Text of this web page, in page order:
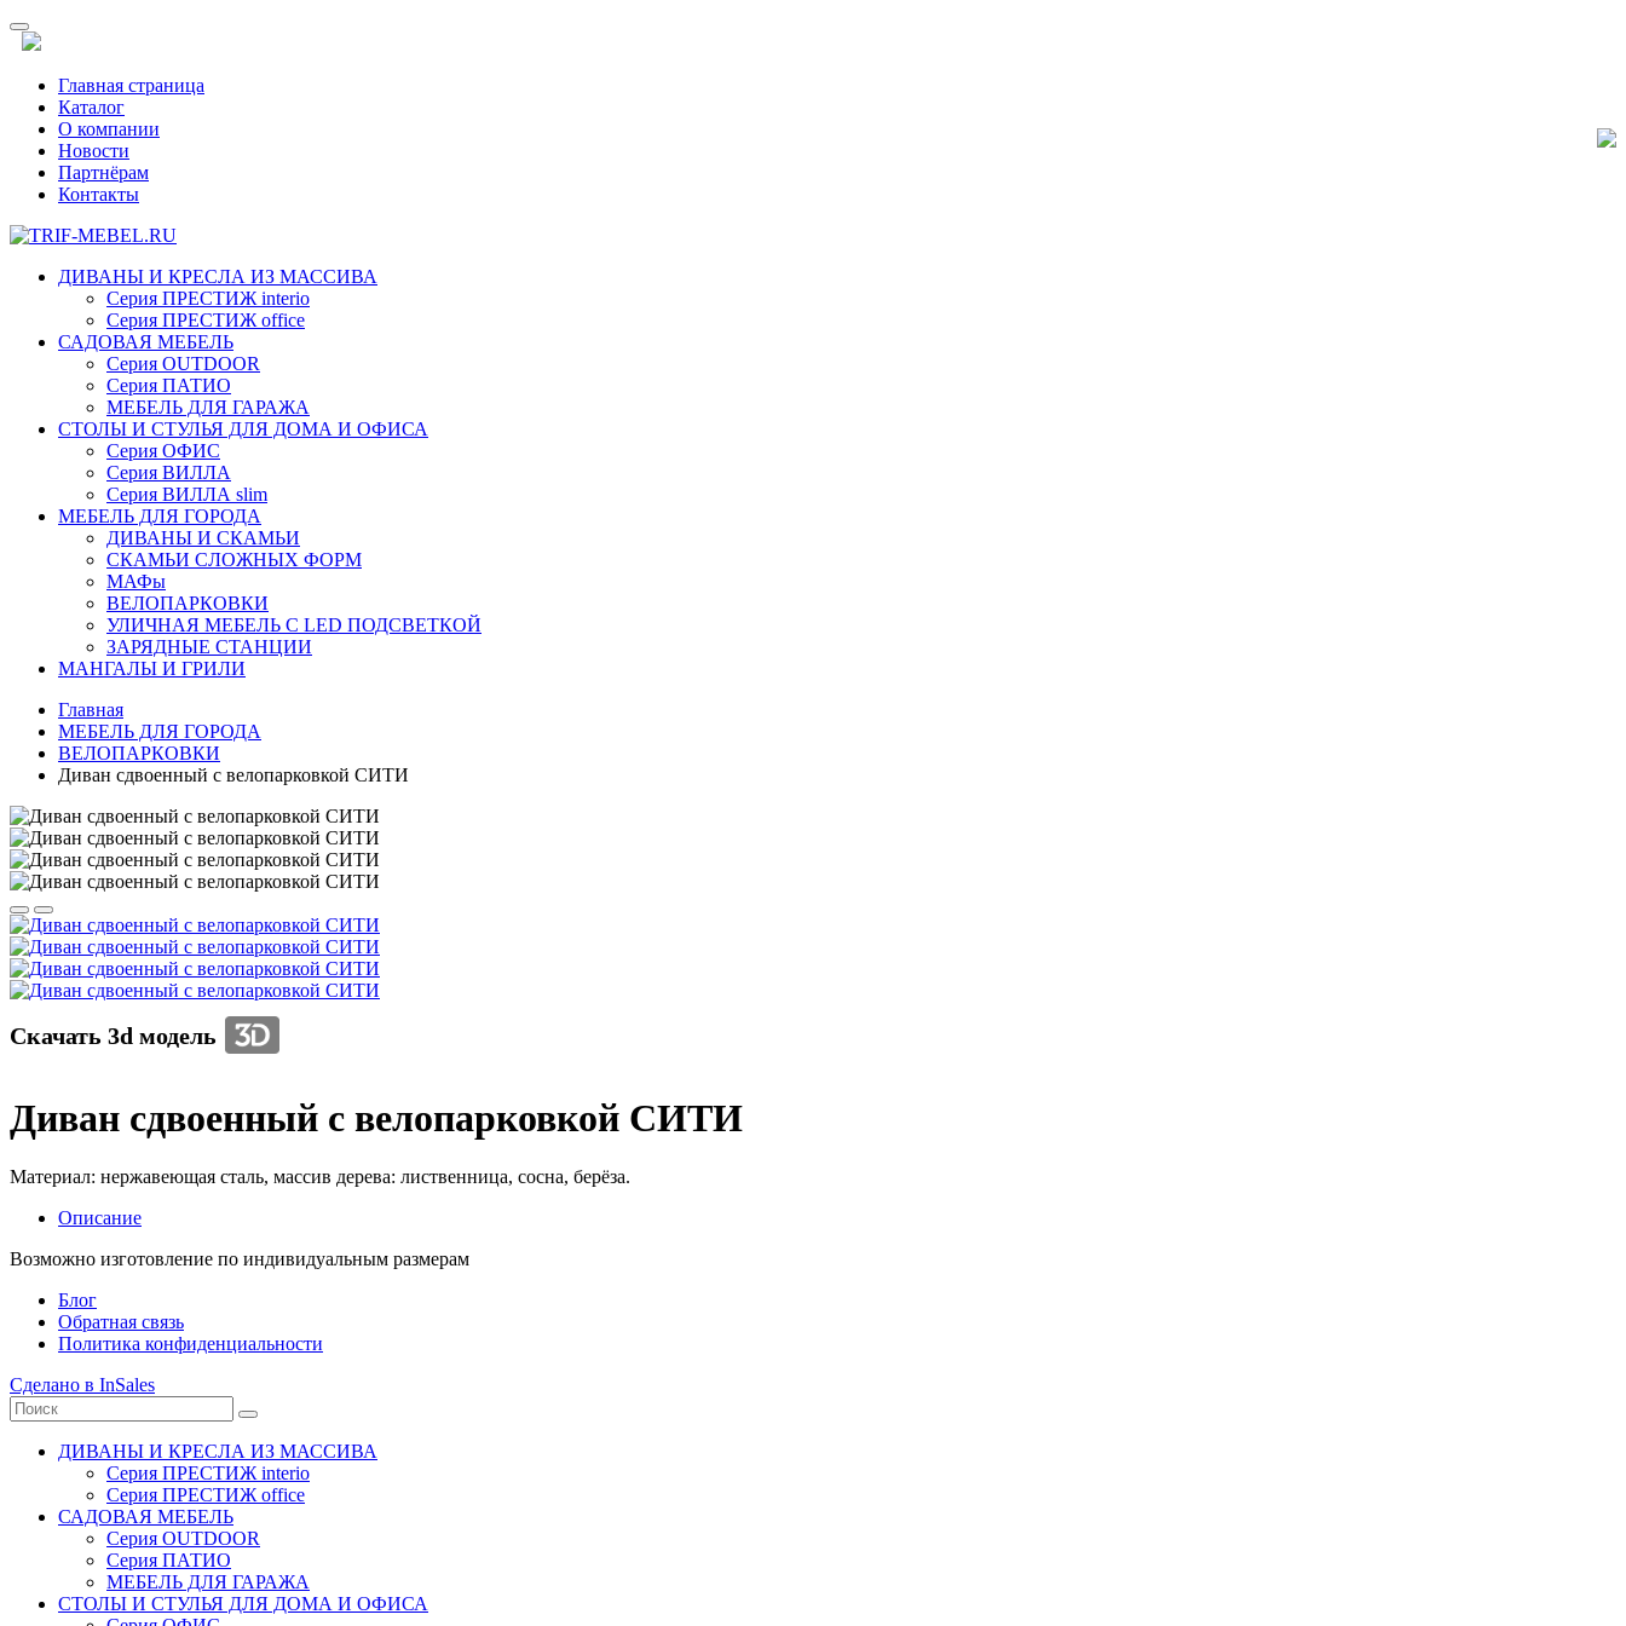
Главная страница
Каталог
О компании
Новости
Партнёрам
Контакты
ДИВАНЫ И КРЕСЛА ИЗ МАССИВА
Серия ПРЕСТИЖ interio
Серия ПРЕСТИЖ office
САДОВАЯ МЕБЕЛЬ
Серия OUTDOOR
Серия ПАТИО
МЕБЕЛЬ ДЛЯ ГАРАЖА
СТОЛЫ И СТУЛЬЯ ДЛЯ ДОМА И ОФИСА
Серия ОФИС
Серия ВИЛЛА
Серия ВИЛЛА slim
МЕБЕЛЬ ДЛЯ ГОРОДА
ДИВАНЫ И СКАМЬИ
СКАМЬИ СЛОЖНЫХ ФОРМ
МАФы
ВЕЛО­ПАРКОВКИ
УЛИЧНАЯ МЕБЕЛЬ С LED ПОДСВЕТКОЙ
ЗАРЯДНЫЕ СТАНЦИИ
МАНГАЛЫ И ГРИЛИ
Главная
МЕБЕЛЬ ДЛЯ ГОРОДА
ВЕЛО­ПАРКОВКИ
Диван сдвоенный с велопарковкой СИТИ
Скачать 3d модель
Диван сдвоенный с велопарковкой СИТИ
Материал: нержавеющая сталь, массив дерева: лиственница, сосна, берёза.
Описание
Возможно изготовление по индивидуальным размерам
Блог
Обратная связь
Политика конфиденциальности
Сделано в InSales
ДИВАНЫ И КРЕСЛА ИЗ МАССИВА
Серия ПРЕСТИЖ interio
Серия ПРЕСТИЖ office
САДОВАЯ МЕБЕЛЬ
Серия OUTDOOR
Серия ПАТИО
МЕБЕЛЬ ДЛЯ ГАРАЖА
СТОЛЫ И СТУЛЬЯ ДЛЯ ДОМА И ОФИСА